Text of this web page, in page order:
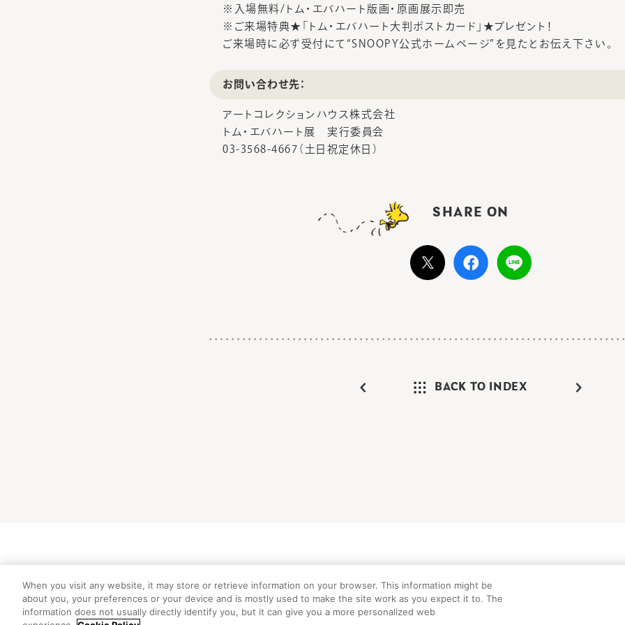
※入場無料/トム・エバハート版画・原画展示即売
※ご来場特典★「トム・エバハート大判ポストカード」★プレゼント！
ご来場時に必ず受付にて“SNOOPY公式ホームページ”を見たとお伝え下さい。
お問い合わせ先：
アートコレクションハウス株式会社
トム・エバハート展 実行委員会
03-3568-4667（土日祝定休日）
SHARE ON
BACK TO INDEX
©Peanuts Worldwide LLC
When you visit any website, it may store or retrieve information on your browser. This information might be
about you, your preferences or your device and is mostly used to make the site work as you expect it to. The
information does not usually directly identify you, but it can give you a more personalized web